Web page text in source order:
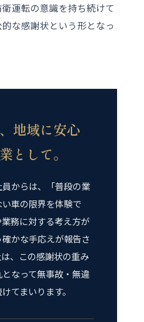
運転の意識を持ち続けて
な感謝状という形となっ
地域に安心
として。
からは、「普段の業
車の限界を体験で
務に対する考え方が
かな手応えが報告さ
、この感謝状の重み
なって無事故・無違
てまいります。